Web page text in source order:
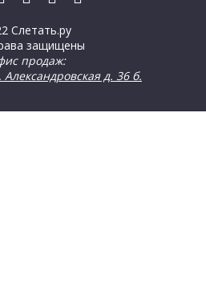
Слетать.ру
защищены
продаж:
д. 36 б.